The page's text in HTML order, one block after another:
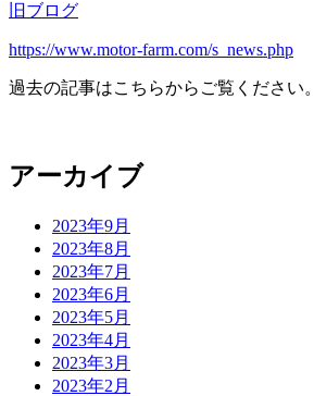
旧ブログ
https://www.motor-farm.com/s_news.php
過去の記事はこちらからご覧ください。
アーカイブ
2023年9月
2023年8月
2023年7月
2023年6月
2023年5月
2023年4月
2023年3月
2023年2月